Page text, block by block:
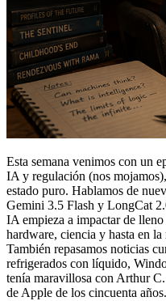
Esta semana venimos con un
IA y regulación (nos
estado puro. Hablamos de
Gemini 3.5 Flash y LongCat
IA empieza a impactar de lleno
hardware, ciencia y hasta en
También repasamos noticias
refrigerados con líquido,
tenía maravillosa con Arthur
de Apple de los cincuenta años.